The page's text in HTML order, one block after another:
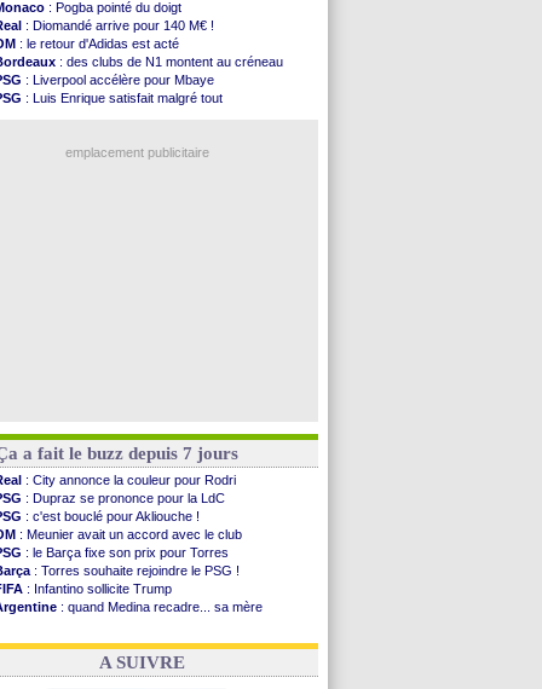
Séville : Juanlu signe à Bournemouth (officiel)
PSG : Ndjantou heureux d'avoir rejoué
Real: Diomandé pour 140 M€ ! (officiel)
Man City : Rodri préfère le Barça au Real !
Rennes : Aït Boudlal veut rejoindre Fulham
Aston Villa: Liverpool cible aussi Konsa
Trabzonspor: Salah a signé ! (officiel)
: Pogba pointé du doigt
: Diomandé arrive pour 140 M€ !
: le retour d'Adidas est acté
: des clubs de N1 montent au créneau
: Liverpool accélère pour Mbaye
: Luis Enrique satisfait malgré tout
emplacement publicitaire
a fait le buzz depuis 7 jours
: City annonce la couleur pour Rodri
: Dupraz se prononce pour la LdC
: c'est bouclé pour Akliouche !
: Meunier avait un accord avec le club
: le Barça fixe son prix pour Torres
: Torres souhaite rejoindre le PSG !
: Infantino sollicite Trump
: quand Medina recadre... sa mère
: Paixão attire un 2e club anglais
A SUIVRE